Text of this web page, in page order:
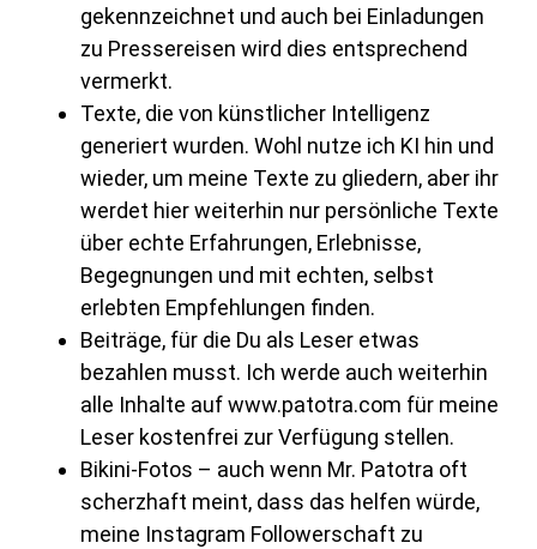
gekennzeichnet und auch bei Einladungen
zu Pressereisen wird dies entsprechend
vermerkt.
Texte, die von künstlicher Intelligenz
generiert wurden. Wohl nutze ich KI hin und
wieder, um meine Texte zu gliedern, aber ihr
werdet hier weiterhin nur persönliche Texte
über echte Erfahrungen, Erlebnisse,
Begegnungen und mit echten, selbst
erlebten Empfehlungen finden.
Beiträge, für die Du als Leser etwas
bezahlen musst. Ich werde auch weiterhin
alle Inhalte auf www.patotra.com für meine
Leser kostenfrei zur Verfügung stellen.
Bikini-Fotos – auch wenn Mr. Patotra oft
scherzhaft meint, dass das helfen würde,
meine Instagram Followerschaft zu